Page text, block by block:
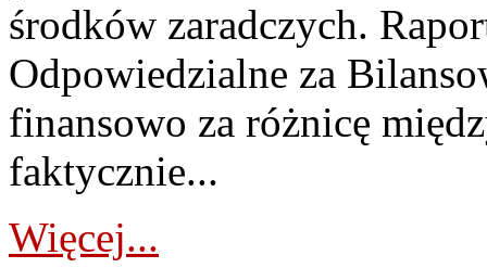
środków zaradczych.
Odpowiedzialne za
finansowo za różnicę
faktycznie...
Więcej...